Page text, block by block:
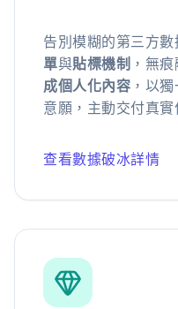
告別模糊的第三方數
單與貼標機制 ，無
成個人化內容 ，以
意願，主動交付真實
查看數據破冰詳情